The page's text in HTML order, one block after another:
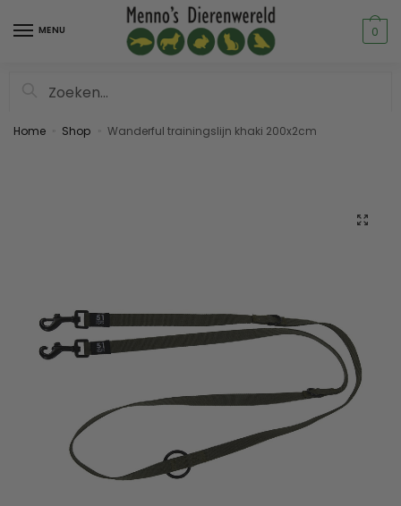
MENU 0
Home Shop Wanderful trainingslijn khaki 200x2cm